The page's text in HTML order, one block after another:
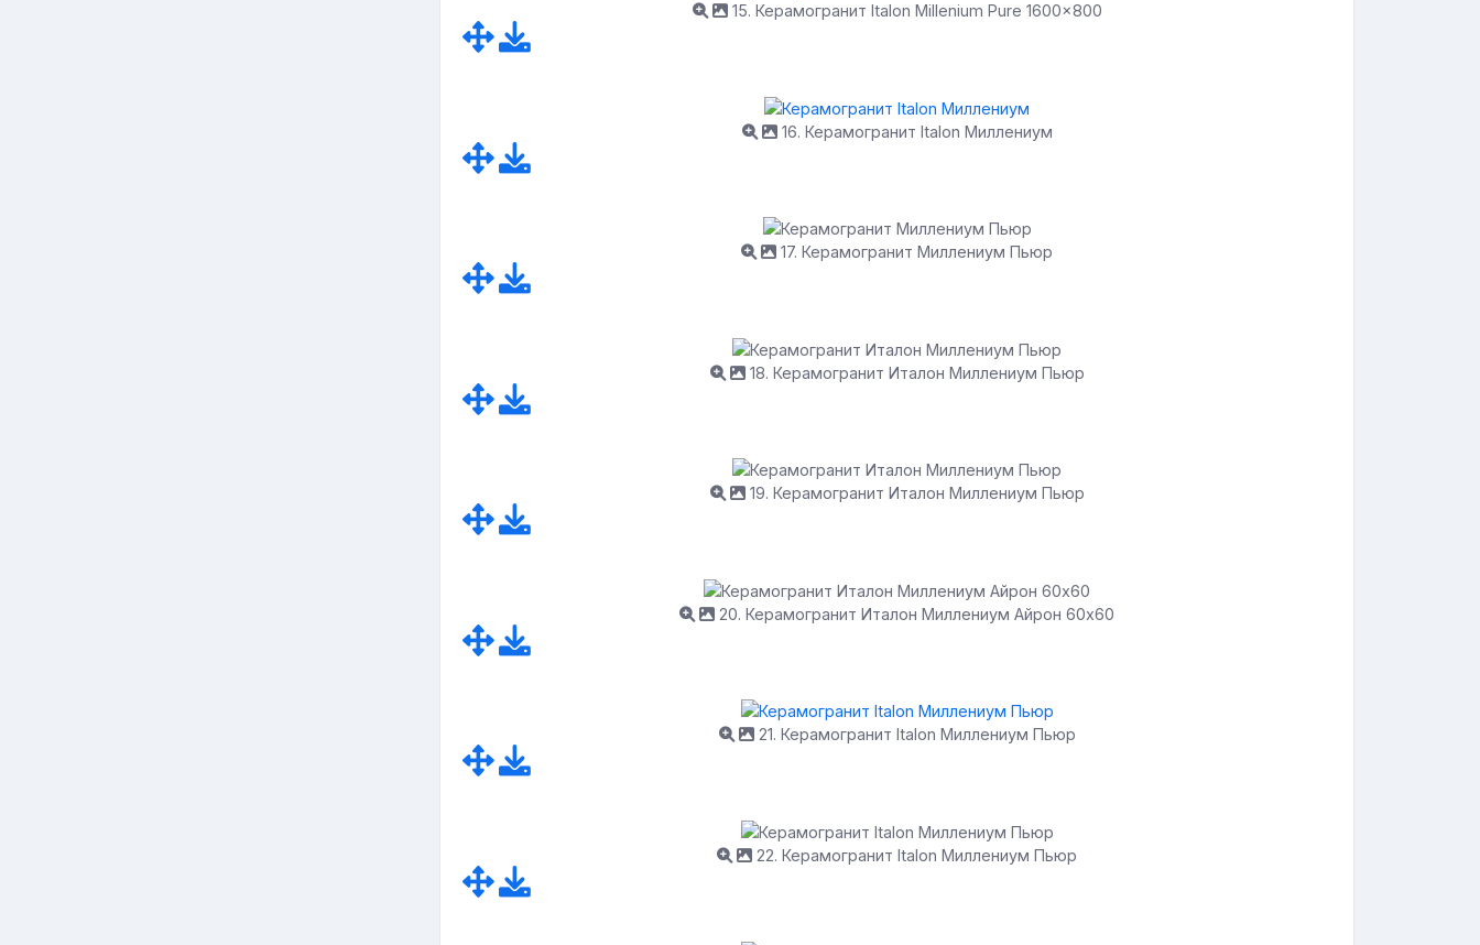
15. Керамогранит Italon Millenium Pure 1600x800
16. Керамогранит Italon Миллениум
17. Керамогранит Миллениум Пьюр
18. Керамогранит Италон Миллениум Пьюр
19. Керамогранит Италон Миллениум Пьюр
20. Керамогранит Италон Миллениум Айрон 60х60
21. Керамогранит Italon Миллениум Пьюр
22. Керамогранит Italon Миллениум Пьюр